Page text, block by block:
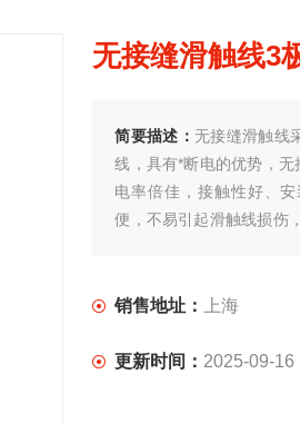
无接缝滑触线3
简要描述：无接缝滑触线
线，具有*断电的优势，
电率倍佳，接触性好、
便，不易引起滑触线损伤
求特殊设计制造。
销售地址： 上海
更新时间： 2025-09-16